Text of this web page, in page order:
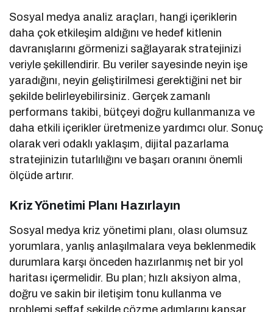
Sosyal medya analiz araçları, hangi içeriklerin
daha çok etkileşim aldığını ve hedef kitlenin
davranışlarını görmenizi sağlayarak stratejinizi
veriyle şekillendirir. Bu veriler sayesinde neyin işe
yaradığını, neyin geliştirilmesi gerektiğini net bir
şekilde belirleyebilirsiniz. Gerçek zamanlı
performans takibi, bütçeyi doğru kullanmanıza ve
daha etkili içerikler üretmenize yardımcı olur. Sonuç
olarak veri odaklı yaklaşım, dijital pazarlama
stratejinizin tutarlılığını ve başarı oranını önemli
ölçüde artırır.
Kriz Yönetimi Planı Hazırlayın
Sosyal medya kriz yönetimi planı, olası olumsuz
yorumlara, yanlış anlaşılmalara veya beklenmedik
durumlara karşı önceden hazırlanmış net bir yol
haritası içermelidir. Bu plan; hızlı aksiyon alma,
doğru ve sakin bir iletişim tonu kullanma ve